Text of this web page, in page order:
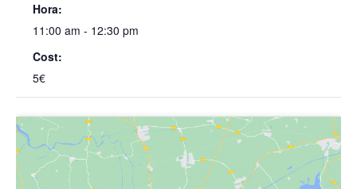
Hora:
11:00 am - 12:30 pm
Cost:
5€